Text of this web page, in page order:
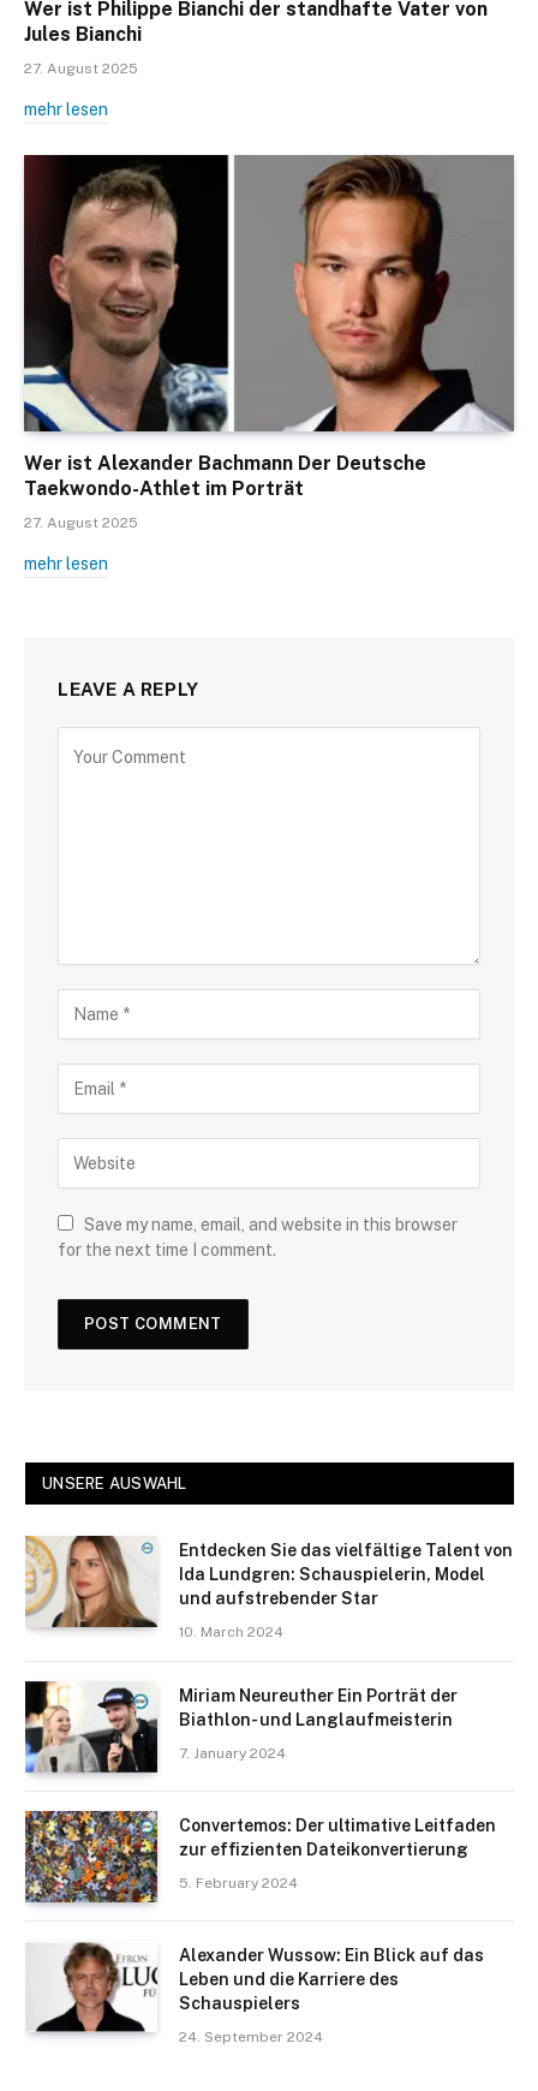
Wer ist Philippe Bianchi der standhafte Vater von
Jules Bianchi
27. August 2025
mehr lesen
Wer ist Alexander Bachmann Der Deutsche
Taekwondo-Athlet im Porträt
27. August 2025
mehr lesen
LEAVE A REPLY
Save my name, email, and website in this browser
for the next time I comment.
UNSERE AUSWAHL
Entdecken Sie das vielfältige Talent von
Ida Lundgren: Schauspielerin, Model
und aufstrebender Star
10. March 2024
Miriam Neureuther Ein Porträt der
Biathlon- und Langlaufmeisterin
7. January 2024
Convertemos: Der ultimative Leitfaden
zur effizienten Dateikonvertierung
5. February 2024
Alexander Wussow: Ein Blick auf das
Leben und die Karriere des
Schauspielers
24. September 2024